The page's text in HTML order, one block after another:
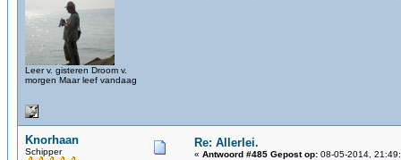
Leer v. gisteren Droom v.
morgen Maar leef vandaag
Knorhaan
Schipper
Re: Allerlei.
« Antwoord #485 Gepost op: 08-05-2014,